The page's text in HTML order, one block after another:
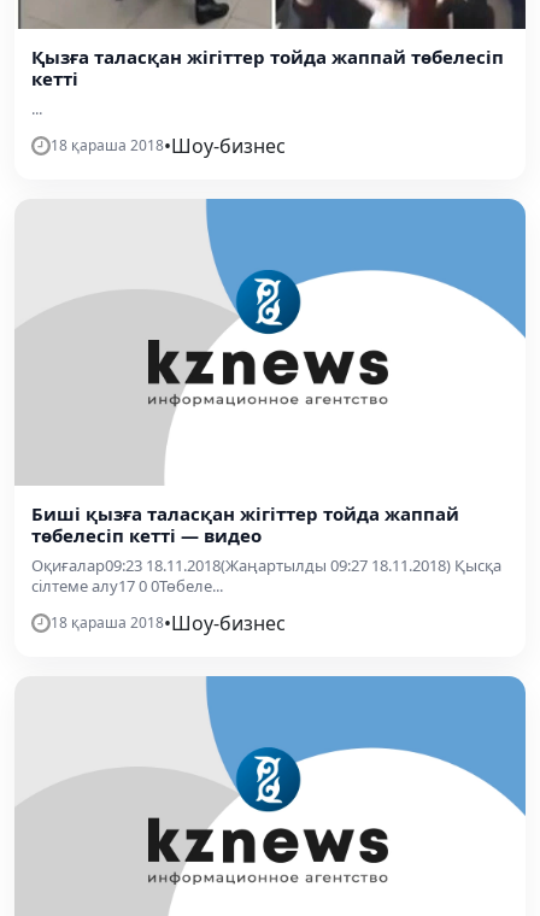
Қызға таласқан жігіттер тойда жаппай төбелесіп
кетті
...
18 қараша 2018•Шоу-бизнес
Биші қызға таласқан жігіттер тойда жаппай
төбелесіп кетті — видео
Оқиғалар09:23 18.11.2018(Жаңартылды 09:27 18.11.2018) Қысқа
сілтеме алу17 0 0Төбеле...
18 қараша 2018•Шоу-бизнес